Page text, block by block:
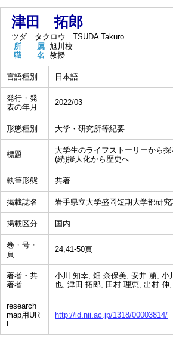
津田 拓郎
ツダ タクロウ
TSUDA Takuro
所 属 旭川校
職 名 教授
言語種別 日本語
発行・発
表の年月
2022/03
形態種別 大学・研究所等紀要
標題
大学生のライフストーリーから
(続)擬人化から歴史へ
執筆形態 共著
掲載誌名 岩手県立大学盛岡短期大学部研究
掲載区分 国内
巻・号・
頁
24,41-50頁
著者・共
著者
小川 知幸, 畑 奈保美, 安井 萠, 小
也, 津田 拓郎, 田村 理恵, 出村 伸
research
map用UR
L
http://id.nii.ac.jp/1318/00003814/